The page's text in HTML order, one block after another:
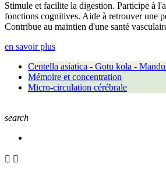
Stimule et facilite la digestion. Participe à
fonctions cognitives. Aide à retrouver une
Contribue au maintien d'une santé
en savoir plus
Centella asiatica - Gotu kola -
Mémoire et concentration
Micro-circulation cérébrale
search
 